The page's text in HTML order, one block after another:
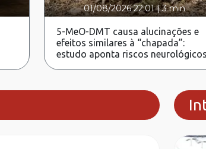
01/08/2026 22:01|3 min
5-MeO-DMT causa alucinações e
efeitos similares à “chapada”:
estudo aponta riscos neurológicos